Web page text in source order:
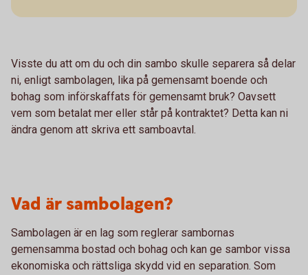
Visste du att om du och din sambo skulle separera så delar
ni, enligt sambolagen, lika på gemensamt boende och
bohag som införskaffats för gemensamt bruk? Oavsett
vem som betalat mer eller står på kontraktet? Detta kan ni
ändra genom att skriva ett samboavtal.
Vad är sambolagen?
Sambolagen är en lag som reglerar sambornas
gemensamma bostad och bohag och kan ge sambor vissa
ekonomiska och rättsliga skydd vid en separation. Som